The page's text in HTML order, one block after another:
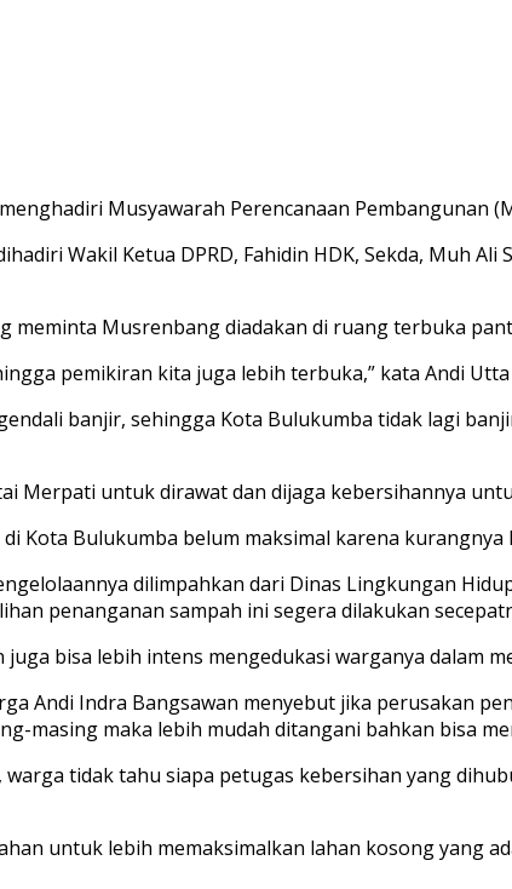
Musyawarah Perencanaan Pembangunan
Wakil Ketua DPRD, Fahidin HDK, Sekda, Muh
Musrenbang diadakan di ruang terbuka
pemikiran kita juga lebih terbuka,” kata Andi
banjir, sehingga Kota Bulukumba tidak lagi
untuk dirawat dan dijaga kebersihannya
Kota Bulukumba belum maksimal karena
dilimpahkan dari Dinas Lingkungan
penanganan sampah ini segera dilakukan
bisa lebih intens mengedukasi warganya dalam
Andi Indra Bangsawan menyebut jika perusakan
masing maka lebih mudah ditangani bahkan bisa
tidak tahu siapa petugas kebersihan yang
untuk lebih memaksimalkan lahan kosong yang